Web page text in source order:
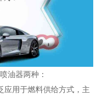
油器两种：
应用于燃料供给方式，主